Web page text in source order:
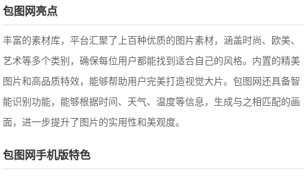
包图网亮点
丰富的素材库，平台汇聚了上百种优质的图片素材，涵盖时尚、欧美、
艺术等多个类别，确保每位用户都能找到适合自己的风格。内置的精美
图片和高品质特效，能够帮助用户完美打造视觉大片。包图网还具备智
能识别功能，能够根据时间、天气、温度等信息，生成与之相匹配的画
面，进一步提升了图片的实用性和美观度。
包图网手机版特色